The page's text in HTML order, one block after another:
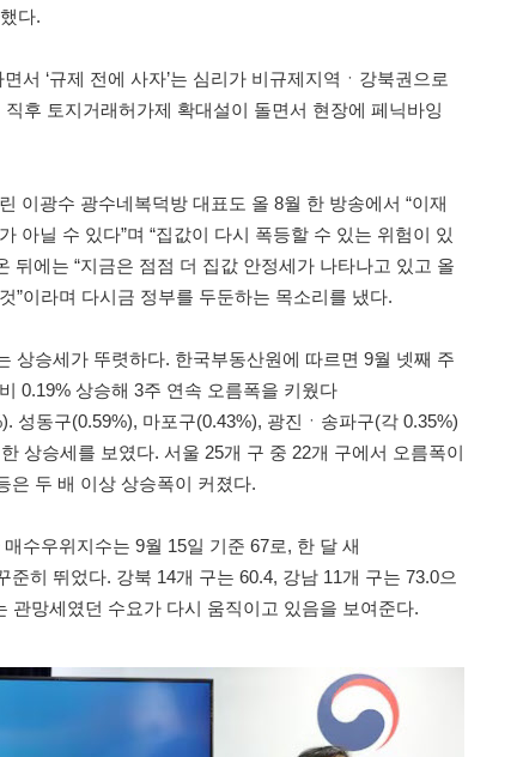
다.
서 ‘규제 전에 사자’는 심리가 비규제지역ㆍ강북권으로
직후 토지거래허가제 확대설이 돌면서 현장에 페닉바잉
이광수 광수네복덕방 대표도 올 8월 한 방송에서 “이재
아닐 수 있다”며 “집값이 다시 폭등할 수 있는 위험이 있
뒤에는 “지금은 점점 더 집값 안정세가 나타나고 있고 올
”이라며 다시금 정부를 두둔하는 목소리를 냈다.
상승세가 뚜렷하다. 한국부동산원에 따르면 9월 넷째 주
0.19% 상승해 3주 연속 오름폭을 키웠다
동구(0.59%), 마포구(0.43%), 광진ㆍ송파구(각 0.35%)
상승세를 보였다. 서울 25개 구 중 22개 구에서 오름폭이
은 두 배 이상 상승폭이 커졌다.
수우위지수는 9월 15일 기준 67로, 한 달 새
히 뛰었다. 강북 14개 구는 60.4, 강남 11개 구는 73.0으
관망세였던 수요가 다시 움직이고 있음을 보여준다.